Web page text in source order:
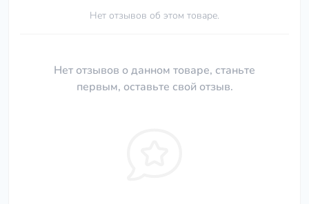
Нет отзывов об этом товаре.
Нет отзывов о данном товаре, станьте
первым, оставьте свой отзыв.